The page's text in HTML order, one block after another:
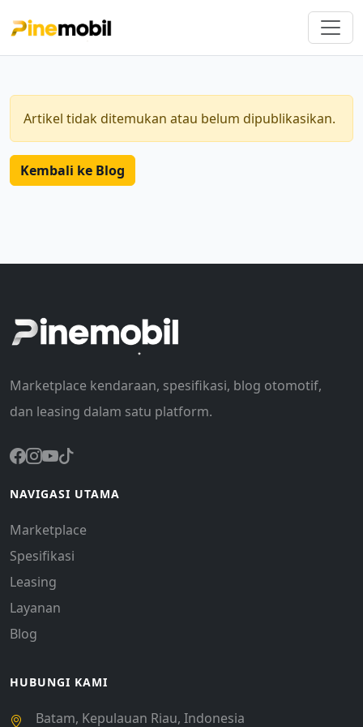
Artikel tidak ditemukan atau belum dipublikasikan.
Kembali ke Blog
Marketplace kendaraan, spesifikasi, blog otomotif,
dan leasing dalam satu platform.
NAVIGASI UTAMA
Marketplace
Spesifikasi
Leasing
Layanan
Blog
HUBUNGI KAMI
Batam, Kepulauan Riau, Indonesia